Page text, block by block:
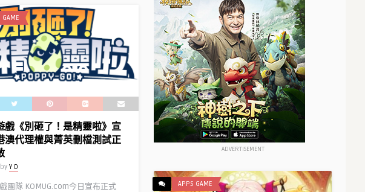
週
年
典」
中
ADVERTISEMENT
GAME
戲《別砸了！是精靈啦》宣
澳代理權與菁英刪檔測試正
Y D
團隊 KOMUG.com今日宣布正式
APPS GAME